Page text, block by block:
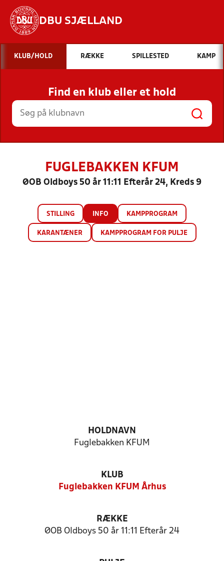
DBU SJÆLLAND
Hvad vil du søge efter?
INDHOLD OG NYHEDER
STILLINGER, RESULTATER, KLUBBER OG
HOLD
KLUB/HOLD RÆKKE SPILLESTED KAMP
Find en klub eller et hold
FUGLEBAKKEN KFUM
ØOB Oldboys 50 år 11:11 Efterår 24, Kreds 9
STILLING INFO KAMPPROGRAM
KARANTÆNER KAMPPROGRAM FOR PULJE
HOLDNAVN
Fuglebakken KFUM
KLUB
Fuglebakken KFUM Århus
RÆKKE
ØOB Oldboys 50 år 11:11 Efterår 24